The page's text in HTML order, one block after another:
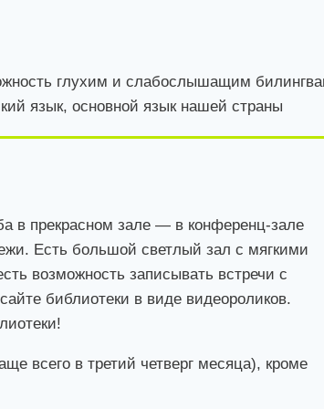
глухим и слабослышащим
язык, основной язык нашей страны
в прекрасном зале — в конференц-зале
Есть большой светлый зал с мягкими
возможность записывать встречи с
библиотеки в виде видеороликов.
всего в третий четверг месяца), кроме